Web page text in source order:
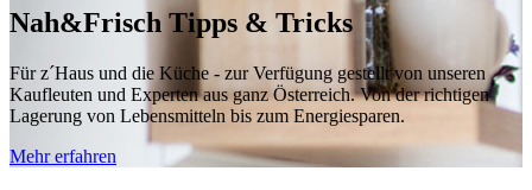
Nah&Frisch Tipps & Tricks
Für z´Haus und die Küche - zur Verfügung gestellt von unseren
Kaufleuten und Experten aus ganz Österreich. Von der richtigen
Lagerung von Lebensmitteln bis zum Energiesparen.
Mehr erfahren